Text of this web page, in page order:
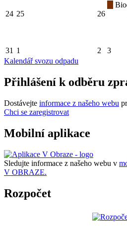
24 25 26
31 1 2 3
Kalendář svozu odpadu
Přihlášení k odběru
Dostávejte informace z našeho webu
Chci se zaregistrovat
Mobilní aplikace
Sledujte informace z našeho webu v
V OBRAZE.
Rozpočet